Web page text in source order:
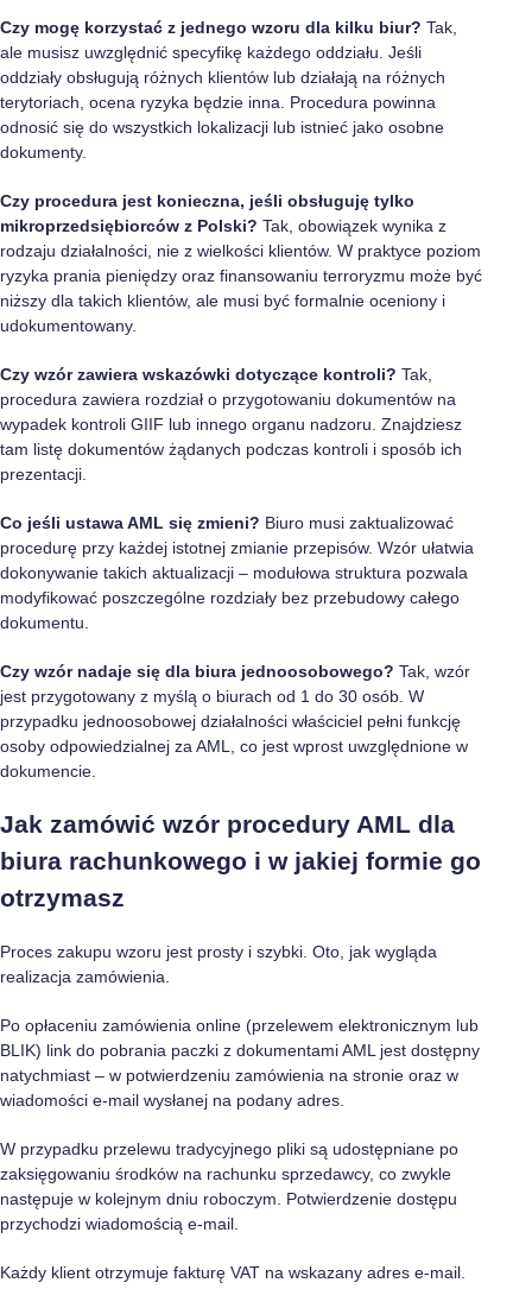
Czy mogę korzystać z jednego wzoru dla kilku biur? Tak,
ale musisz uwzględnić specyfikę każdego oddziału. Jeśli
oddziały obsługują różnych klientów lub działają na różnych
terytoriach, ocena ryzyka będzie inna. Procedura powinna
odnosić się do wszystkich lokalizacji lub istnieć jako osobne
dokumenty.
Czy procedura jest konieczna, jeśli obsługuję tylko
mikroprzedsiębiorców z Polski? Tak, obowiązek wynika z
rodzaju działalności, nie z wielkości klientów. W praktyce poziom
ryzyka prania pieniędzy oraz finansowaniu terroryzmu może być
niższy dla takich klientów, ale musi być formalnie oceniony i
udokumentowany.
Czy wzór zawiera wskazówki dotyczące kontroli? Tak,
procedura zawiera rozdział o przygotowaniu dokumentów na
wypadek kontroli GIIF lub innego organu nadzoru. Znajdziesz
tam listę dokumentów żądanych podczas kontroli i sposób ich
prezentacji.
Co jeśli ustawa AML się zmieni? Biuro musi zaktualizować
procedurę przy każdej istotnej zmianie przepisów. Wzór ułatwia
dokonywanie takich aktualizacji – modułowa struktura pozwala
modyfikować poszczególne rozdziały bez przebudowy całego
dokumentu.
Czy wzór nadaje się dla biura jednoosobowego? Tak, wzór
jest przygotowany z myślą o biurach od 1 do 30 osób. W
przypadku jednoosobowej działalności właściciel pełni funkcję
osoby odpowiedzialnej za AML, co jest wprost uwzględnione w
dokumencie.
Jak zamówić wzór procedury AML dla
biura rachunkowego i w jakiej formie go
otrzymasz
Proces zakupu wzoru jest prosty i szybki. Oto, jak wygląda
realizacja zamówienia.
Po opłaceniu zamówienia online (przelewem elektronicznym lub
BLIK) link do pobrania paczki z dokumentami AML jest dostępny
natychmiast – w potwierdzeniu zamówienia na stronie oraz w
wiadomości e-mail wysłanej na podany adres.
W przypadku przelewu tradycyjnego pliki są udostępniane po
zaksięgowaniu środków na rachunku sprzedawcy, co zwykle
następuje w kolejnym dniu roboczym. Potwierdzenie dostępu
przychodzi wiadomością e-mail.
Każdy klient otrzymuje fakturę VAT na wskazany adres e-mail.